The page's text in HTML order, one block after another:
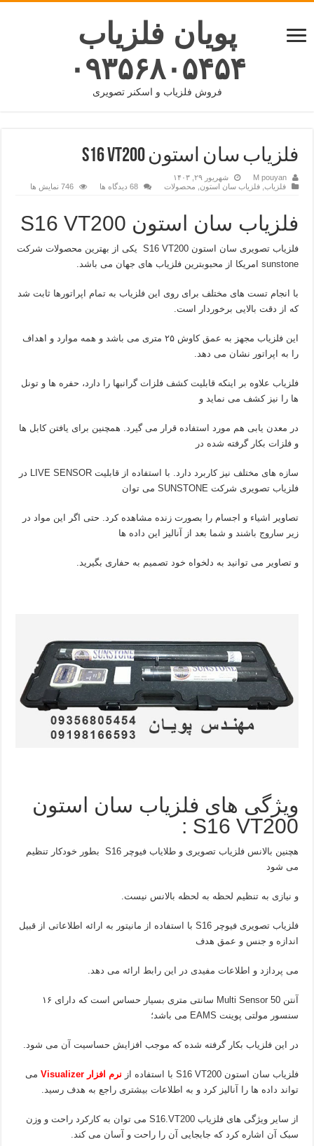
پویان فلزیاب
۰۹۳۵۶۸۰۵۴۵۴
فروش فلزیاب و اسکنر تصویری
فلزیاب سان استون S16 VT200
M pouyan
شهریور ۲۹, ۱۴۰۳
فلزیاب ,فلزیاب سان استون محصولات 68 دیدگاه ها 746 نمایش ها
فلزیاب سان استون S16 VT200
فلزیاب تصویری سان استون S16 VT200 یکی از بهترین محصولات شرکت
sunstone امریکا از محبوبترین فلزیاب های جهان می باشد.
با انجام تست های مختلف برای روی این فلزیاب به تمام اپراتورها ثابت شد
که از دقت بالایی برخوردار است.
این فلزیاب مجهز به عمق کاوش ۲۵ متری می باشد و همه موارد و اهداف
را به اپراتور نشان می دهد.
فلزیاب علاوه بر اینکه قابلیت کشف فلزات گرانبها را دارد، حفره ها و تونل
ها را نیز کشف می نماید و
در معدن یابی هم مورد استفاده قرار می گیرد. همچنین برای یافتن کابل ها
و فلزات بکار گرفته شده در
سازه های مختلف نیز کاربرد دارد. با استفاده از قابلیت LIVE SENSOR در
فلزیاب تصویری شرکت SUNSTONE می توان
تصاویر اشیاء و اجسام را بصورت زنده مشاهده کرد. حتی اگر این مواد در
زیر ساروج باشند و شما بعد از آنالیز این داده ها
و تصاویر می توانید به دلخواه خود تصمیم به حفاری بگیرید.
ویژگی های فلزیاب سان استون
S16 VT200 :
هچنین بالانس فلزیاب تصویری و طلایاب فیوچر S16 بطور خودکار تنظیم
می شود
و نیازی به تنظیم لحظه به لحظه بالانس نیست.
فلزیاب تصویری فیوچر S16 با استفاده از مانیتور به ارائه اطلاعاتی از قبیل
اندازه و جنس و عمق هدف
می پردازد و اطلاعات مفیدی در این رابط ارائه می دهد.
آنتن Multi Sensor 50 سانتی متری بسیار حساس است که دارای ۱۶
سنسور مولتی پوینت EAMS می باشد؛
در این فلزیاب بکار گرفته شده که موجب افزایش حساسیت آن می شود.
فلزیاب سان استون S16 VT200 با استفاده از نرم افزار Visualizer
می
تواند داده ها را آنالیز کرد و به اطلاعات بیشتری راجع به هدف رسید.
از سایر ویژگی های فلزیاب S16.VT200 می توان به کارکرد راحت و وزن
سبک آن اشاره کرد که جابجایی آن را راحت و آسان می کند.